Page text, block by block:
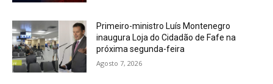
Primeiro-ministro Luís Montenegro
inaugura Loja do Cidadão de Fafe na
próxima segunda-feira
Agosto 7, 2026